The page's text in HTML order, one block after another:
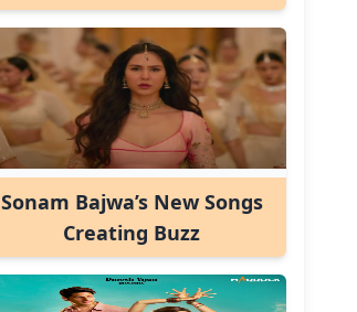
Sonam Bajwa’s New Songs
Creating Buzz